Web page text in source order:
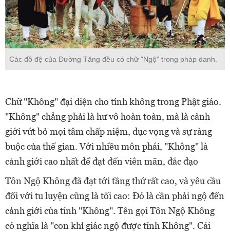
Các đồ đệ của Đường Tăng đều có chữ "Ngộ" trong pháp danh.
Chữ "Không" đại diện cho tính không trong Phật giáo.
"Không" chẳng phải là hư vô hoàn toàn, mà là cảnh
giới vứt bỏ mọi tâm chấp niệm, dục vọng và sự ràng
buộc của thế gian. Với nhiều môn phái, "Không" là
cảnh giới cao nhất để đạt đến viên mãn, đắc đạo
Tôn Ngộ Không đã đạt tới tầng thứ rất cao, và yêu cầu
đối với tu luyện cũng là tối cao: Đó là cần phải ngộ đến
cảnh giới của tính "Không". Tên gọi Tôn Ngộ Không
có nghĩa là "con khỉ giác ngộ được tính Không". Cái